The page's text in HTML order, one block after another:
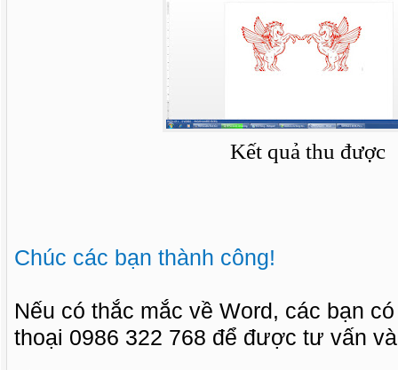
Kết quả thu được
Chúc các bạn thành công!
Nếu có thắc mắc về Word, các bạn
thoại 0986 322 768 để được tư vấn